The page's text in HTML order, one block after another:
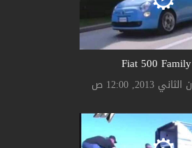
Fiat 500 Family